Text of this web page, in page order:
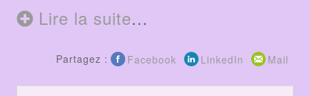
Lire la suite...
Partagez : Facebook LinkedIn Mail